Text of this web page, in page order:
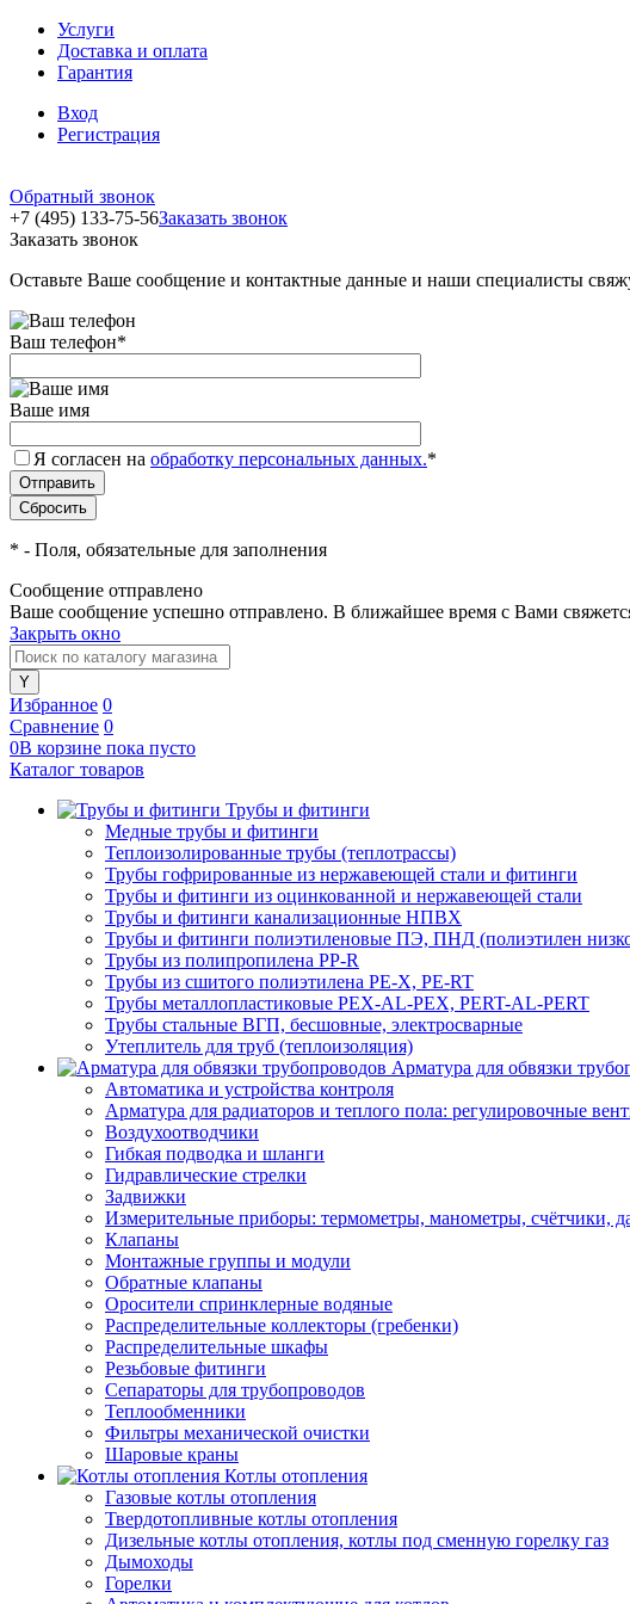
Услуги
Доставка и оплата
Гарантия
Вход
Регистрация
Обратный звонок
+7 (495) 133-75-56Заказать звонок
Заказать звонок
Оставьте Ваше сообщение и контактные данные и наши специалисты
Ваш телефон*
Ваше имя
Я согласен на обработку персональных данных.*
* - Поля, обязательные для заполнения
Сообщение отправлено
Ваше сообщение успешно отправлено. В ближайшее время с Вами
Закрыть окно
Избранное 0
Сравнение 0
0В корзине пока пусто
Каталог товаров
Трубы и фитинги
Медные трубы и фитинги
Теплоизолированные трубы (теплотрассы)
Трубы гофрированные из нержавеющей стали и фитинги
Трубы и фитинги из оцинкованной и нержавеющей стали
Трубы и фитинги канализационные НПВХ
Трубы и фитинги полиэтиленовые ПЭ, ПНД (полиэтилен
Трубы из полипропилена PP-R
Трубы из сшитого полиэтилена PE-X, PE-RT
Трубы металлопластиковые PEX-AL-PEX, PERT-AL-PERT
Трубы стальные ВГП, бесшовные, электросварные
Утеплитель для труб (теплоизоляция)
Арматура для обвязки
Автоматика и устройства контроля
Арматура для радиаторов и теплого пола: регулировочные
Воздухоотводчики
Гибкая подводка и шланги
Гидравлические стрелки
Задвижки
Измерительные приборы: термометры, манометры, счётчики,
Клапаны
Монтажные группы и модули
Обратные клапаны
Оросители спринклерные водяные
Распределительные коллекторы (гребенки)
Распределительные шкафы
Резьбовые фитинги
Сепараторы для трубопроводов
Теплообменники
Фильтры механической очистки
Шаровые краны
Котлы отопления
Газовые котлы отопления
Твердотопливные котлы отопления
Дизельные котлы отопления, котлы под сменную горелку газ
Дымоходы
Горелки